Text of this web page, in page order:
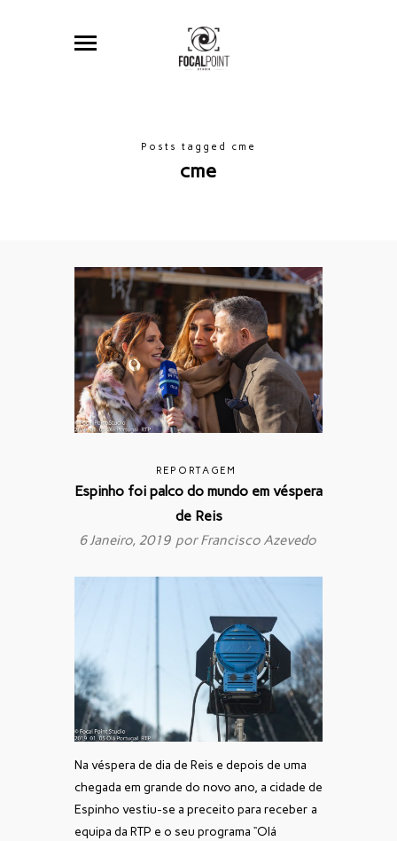
Posts tagged cme
cme
REPORTAGEM
Espinho foi palco do mundo em véspera
de Reis
6 Janeiro, 2019 porFrancisco Azevedo
Na véspera de dia de Reis e depois de uma
chegada em grande do novo ano, a cidade de
Espinho vestiu-se a preceito para receber a
equipa da RTP e o seu programa “Olá